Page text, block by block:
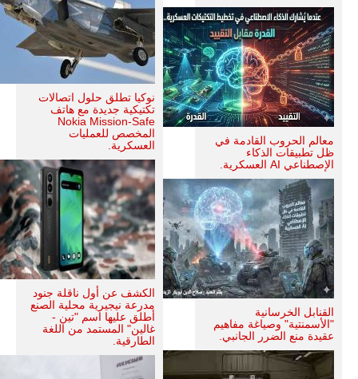
معالم الحروب القادمة في
ظل تطبيقات الذكاء
الإصطناعي AI العسكرية.
القنابل الخرسانية
"الأسمنتية" وصياغة مفاهيم
عقيدة منع الضرر الجانبي.
نوكيا تطلق حلول اتصالات
تكتيكية جديدة مع هاتف
Nokia Mission-Safe
المخصص للعمليات
العسكرية.
الكشف عن أول ناقلة جنود
مدرعة نيجيرية محلية الصنع
أطلق عليها اسم "تين -
غالين" المستمد من اللغة
الطارقية.